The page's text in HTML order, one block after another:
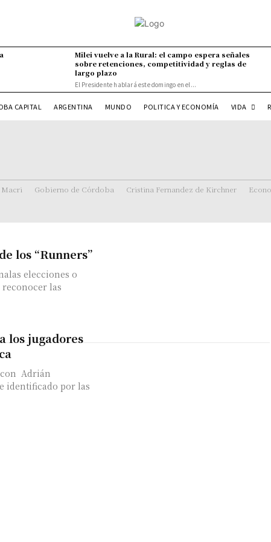
Milei vuelve a la Rural: el campo espera señales
sobre retenciones, competitividad y reglas de
largo plazo
El Presidente hablará este domingo en el...
CAPITAL ARGENTINA MUNDO POLITICA Y ECONOMÍA VIDA
Gobierno de Córdoba Cristina Fernandez de Kirchner
los “Runners”
elecciones o
los jugadores
Adrián
identificado por las